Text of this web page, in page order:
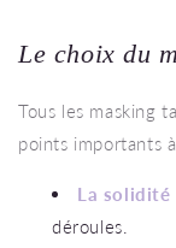
Le choix du
Tous les masking
points importants
La solidité
déroules.